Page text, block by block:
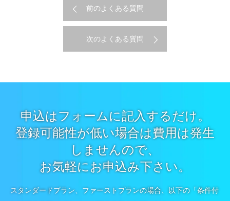
前のよくある質問
次のよくある質問
申込はフォームに記入するだけ。
登録可能性が低い場合は費用は発生
しませんので、
お気軽にお申込み下さい。
スタンダードプラン、ファーストプランの場合、以下の「条件付